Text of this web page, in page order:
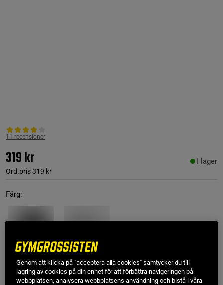
11 recensioner
319 kr
Ord.pris319 kr
I lager
Färg:
L
Genom att klicka på "acceptera alla cookies" samtycker du till
lagring av cookies på din enhet för att förbättra navigeringen på
webbplatsen, analysera webbplatsens användning och bistå i våra